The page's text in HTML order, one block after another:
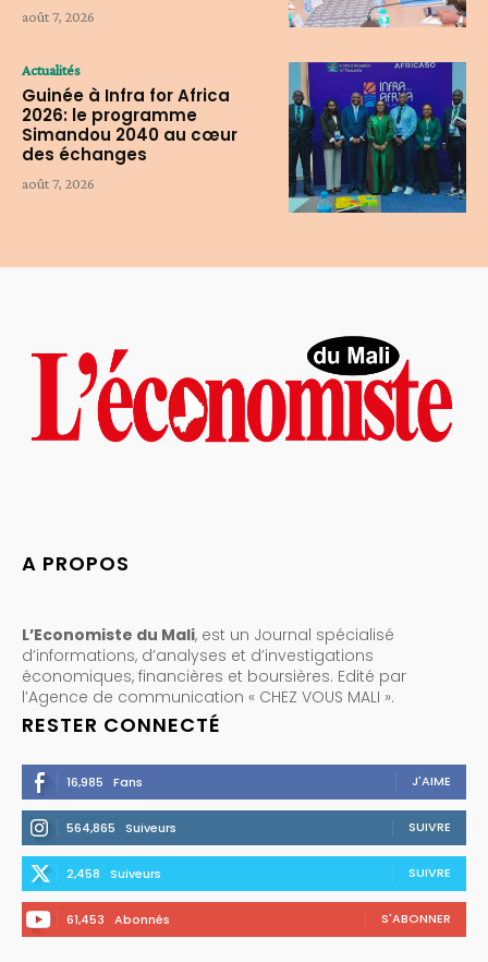
août 7, 2026
Actualités
Guinée à Infra for Africa
2026: le programme
Simandou 2040 au cœur
des échanges
août 7, 2026
A PROPOS
L’Economiste du Mali, est un Journal spécialisé
d’informations, d’analyses et d’investigations
économiques, financières et boursières. Edité par
l’Agence de communication « CHEZ VOUS MALI ».
RESTER CONNECTÉ
16,985 Fans J'AIME
564,865 Suiveurs SUIVRE
2,458 Suiveurs SUIVRE
61,453 Abonnés S'ABONNER